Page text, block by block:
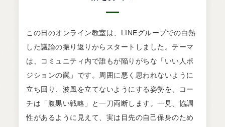
この日のオンライン教室は、LINEグループでの白熱
した議論の振り返りからスタートしました。テーマ
は、コミュニティ内で誰もが陥りがちな「いい人ポ
ジションの罠」です。周囲に悪く思われないように
立ち回り、波風を立てないようにする姿勢を、コー
チは「腹黒い戦略」と一刀両断します。一見、協調
性があるように見えて、実は目先の自己保身のため